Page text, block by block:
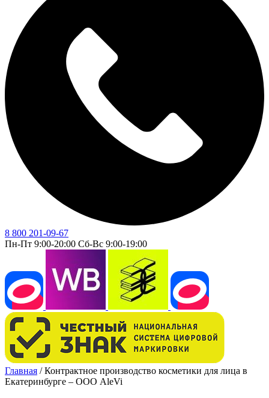
8 800 201-09-67
Пн-Пт 9:00-20:00 Сб-Вс 9:00-19:00
Главная /Контрактное производство косметики для лица в
Екатеринбурге – ООО AleVi